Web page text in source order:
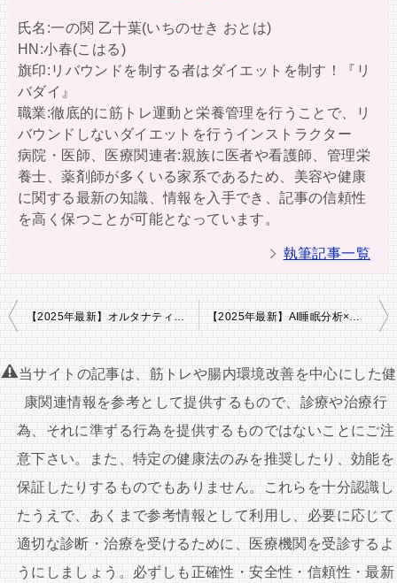
氏名:一の関 乙十葉(いちのせき おとは)
HN:小春(こはる)
旗印:リバウンドを制する者はダイエットを制す！『リ
バダイ』
職業:徹底的に筋トレ運動と栄養管理を行うことで、リ
バウンドしないダイエットを行うインストラクター
病院・医師、医療関連者:親族に医者や看護師、管理栄
養士、薬剤師が多くいる家系であるため、美容や健康
に関する最新の知識、情報を入手でき、記事の信頼性
を高く保つことが可能となっています。
執筆記事一覧
投
ナ
ゲ
ー
シ
ョ
ン
【2025年最新】オルタナティブファスティング×高機能スープで続けられる！ストレスフリー断食法 【2025年最新】AI睡眠分析×体内温度同期で夜間代謝を最大化！“眠って痩せる”新常識ダイエット
当サイトの記事は、筋トレや腸内環境改善を中心にした健
康関連情報を参考として提供するもので、診療や治療行
為、それに準ずる行為を提供するものではないことにご注
意下さい。また、特定の健康法のみを推奨したり、効能を
保証したりするものでもありません。これらを十分認識し
たうえで、あくまで参考情報として利用し、必要に応じて
適切な診断・治療を受けるために、医療機関を受診するよ
うにしましょう。必ずしも正確性・安全性・信頼性・最新